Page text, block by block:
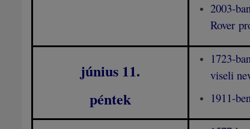
2003-
Rover
június 11.
péntek
1723-
viseli
1911-